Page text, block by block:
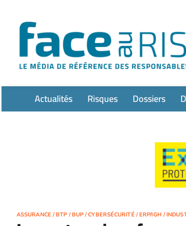
contenu
Actualités Risques Dossiers
ASSURANCE /BTP /BUP /CYBERSÉCURITÉ /ERP/IGH /